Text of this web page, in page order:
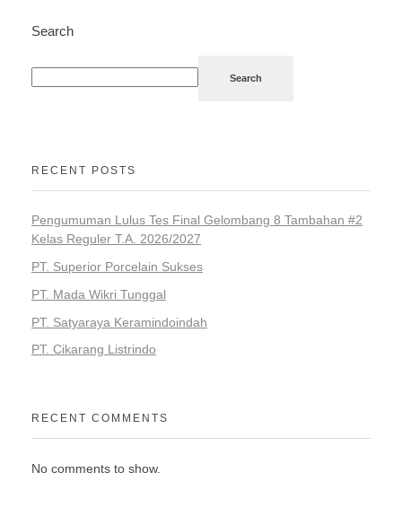
Search
Search
RECENT POSTS
Pengumuman Lulus Tes Final Gelombang 8 Tambahan #2
Kelas Reguler T.A. 2026/2027
PT. Superior Porcelain Sukses
PT. Mada Wikri Tunggal
PT. Satyaraya Keramindoindah
PT. Cikarang Listrindo
RECENT COMMENTS
No comments to show.